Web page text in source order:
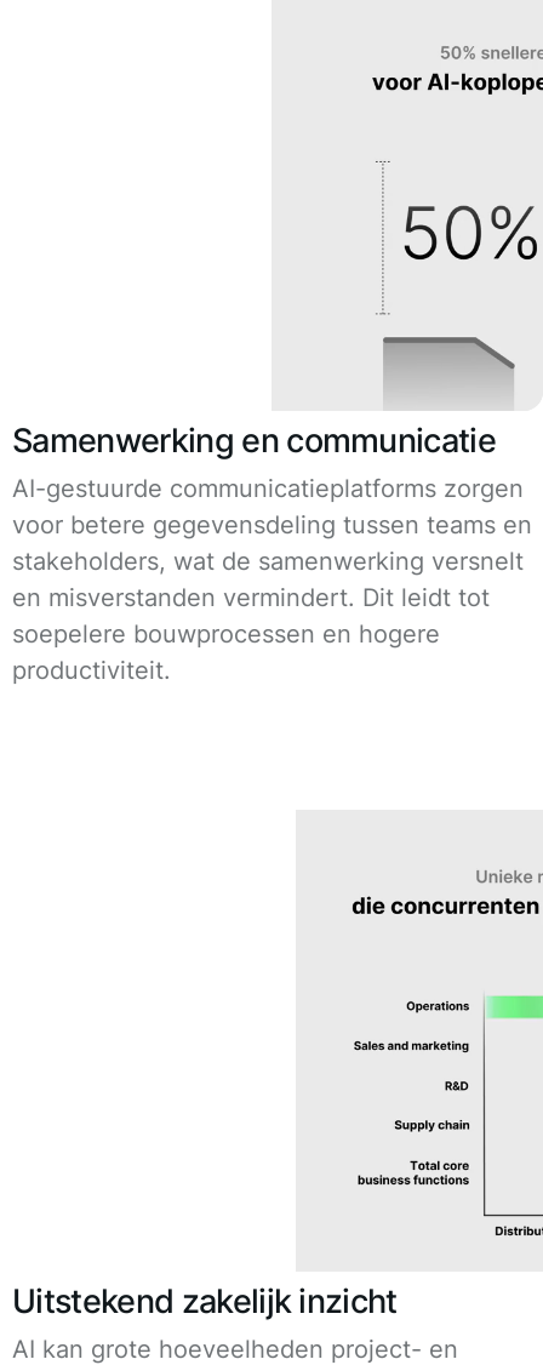
Samenwerking en communicatie
AI-gestuurde communicatieplatforms zorgen
voor betere gegevensdeling tussen teams en
stakeholders, wat de samenwerking versnelt
en misverstanden vermindert. Dit leidt tot
soepelere bouwprocessen en hogere
productiviteit.
Uitstekend zakelijk inzicht
AI kan grote hoeveelheden project- en